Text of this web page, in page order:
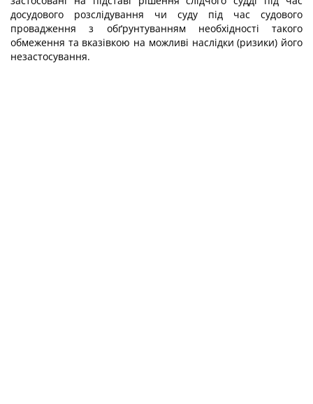
досудового розслідування чи суду під час судового
провадження з обґрунтуванням необхідності такого
обмеження та вказівкою на можливі наслідки (ризики) його
незастосування.